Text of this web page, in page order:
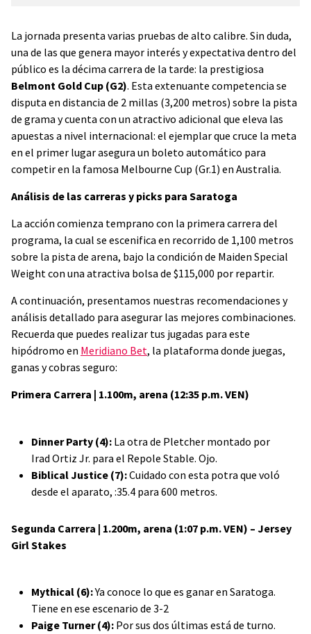
La jornada presenta varias pruebas de alto calibre. Sin duda,
una de las que genera mayor interés y expectativa dentro del
público es la décima carrera de la tarde: la prestigiosa
Belmont Gold Cup (G2). Esta extenuante competencia se
disputa en distancia de 2 millas (3,200 metros) sobre la pista
de grama y cuenta con un atractivo adicional que eleva las
apuestas a nivel internacional: el ejemplar que cruce la meta
en el primer lugar asegura un boleto automático para
competir en la famosa Melbourne Cup (Gr.1) en Australia.
Análisis de las carreras y picks para Saratoga
La acción comienza temprano con la primera carrera del
programa, la cual se escenifica en recorrido de 1,100 metros
sobre la pista de arena, bajo la condición de Maiden Special
Weight con una atractiva bolsa de $115,000 por repartir.
A continuación, presentamos nuestras recomendaciones y
análisis detallado para asegurar las mejores combinaciones.
Recuerda que puedes realizar tus jugadas para este
hipódromo en Meridiano Bet, la plataforma donde juegas,
ganas y cobras seguro:
Primera Carrera | 1.100m, arena (12:35 p.m. VEN)
Dinner Party (4):La otra de Pletcher montado por
Irad Ortiz Jr. para el Repole Stable. Ojo.
Biblical Justice (7):Cuidado con esta potra que voló
desde el aparato, :35.4 para 600 metros.
Segunda Carrera | 1.200m, arena (1:07 p.m. VEN) – Jersey
Girl Stakes
Mythical (6):Ya conoce lo que es ganar en Saratoga.
Tiene en ese escenario de 3-2
Paige Turner (4):Por sus dos últimas está de turno.